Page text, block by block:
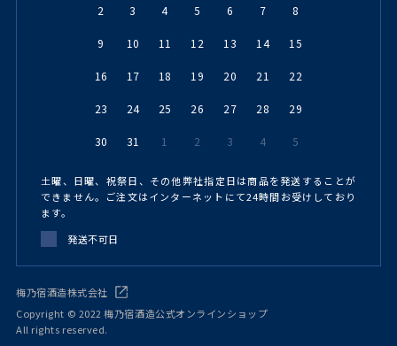
2 3 4 5 6 7 8
9 10 11 12 13 14 15
16 17 18 19 20 21 22
23 24 25 26 27 28 29
30 31 1 2 3 4 5
土曜、日曜、祝祭日、その他弊社指定日は商品を発送することが
できません。ご注文はインターネットにて24時間お受けしており
ます。
発送不可日
梅乃宿酒造株式会社
Copyright © 2022 梅乃宿酒造公式オンラインショップ
All rights reserved.